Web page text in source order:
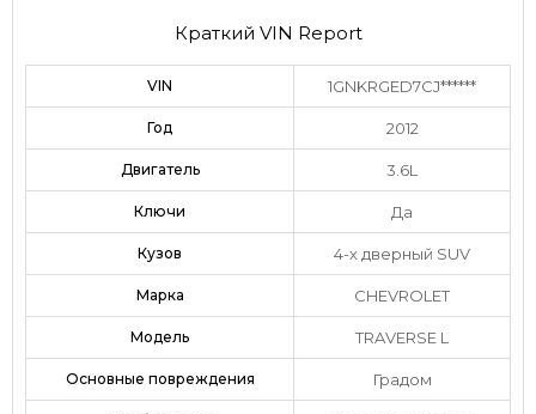
Краткий VIN Report
VIN 1GNKRGED7CJ******
Год 2012
Двигатель 3.6L
Ключи Да
Кузов 4-х дверный SUV
Марка CHEVROLET
Модель TRAVERSE L
Основные повреждения Градом